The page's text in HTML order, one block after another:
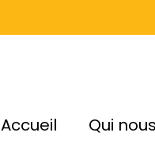
Accueil Qui